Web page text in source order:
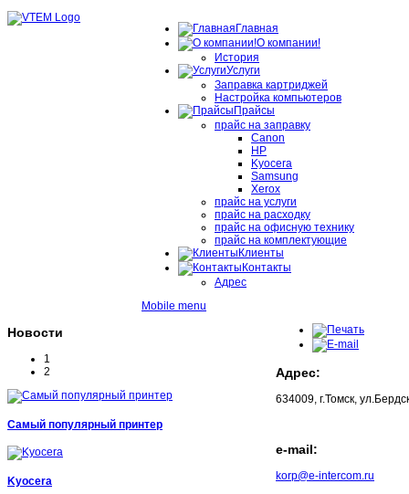
Главная
О компании!
История
Услуги
Заправка картриджей
Настройка компьютеров
Прайсы
прайс на заправку
Canon
HP
Kyocera
Samsung
Xerox
прайс на услуги
прайс на расходку
прайс на офисную технику
прайс на комплектующие
Клиенты
Контакты
Адрес
Mobile menu
Новости
1
2
Самый популярный принтер
Kyocera
Адрес:
634009, г.Томск,
e-mail:
korp@e-intercom.ru